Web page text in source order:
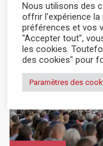
Agriculture 21 Juil
Des chèques
Nous utilisons des
offrir l'expérience
préférences et vos
"Accepter tout",
les cookies.
des cookies" pour
Paramètres des